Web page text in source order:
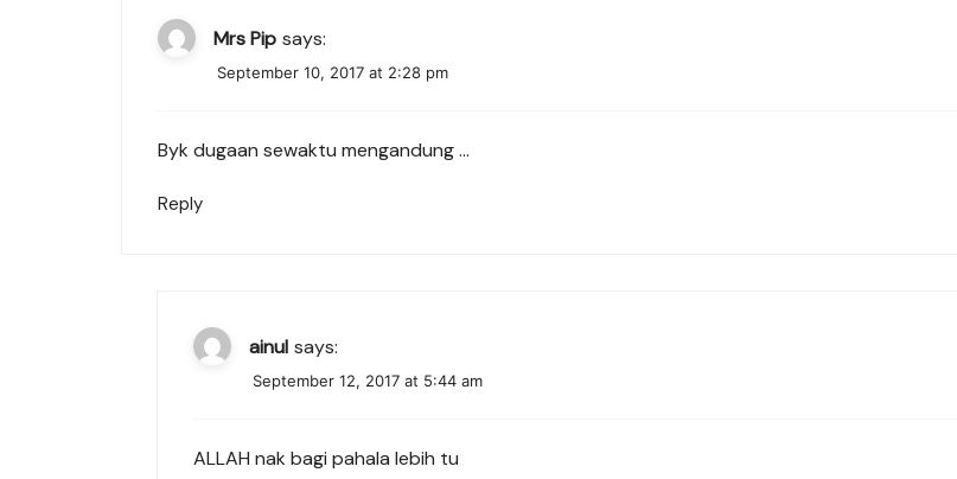
Mrs Pip says:
September 10, 2017 at 2:28 pm
Byk dugaan sewaktu mengandung …
Reply
ainul says:
September 12, 2017 at 5:44 am
ALLAH nak bagi pahala lebih tu